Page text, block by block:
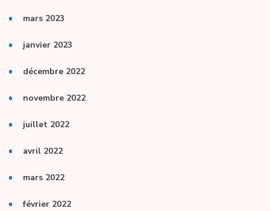
mars 2023
janvier 2023
décembre 2022
novembre 2022
juillet 2022
avril 2022
mars 2022
février 2022